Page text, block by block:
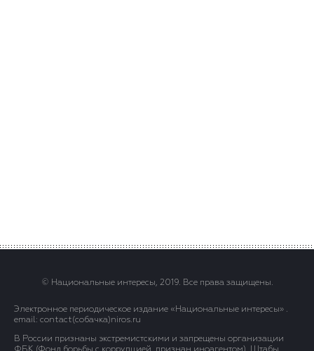
© Национальные интересы, 2019. Все права защищены.
Электронное периодическое издание «Национальные интересы» .
email: contact(сoбaчка)niros.ru
В России признаны экстремистскими и запрещены организации